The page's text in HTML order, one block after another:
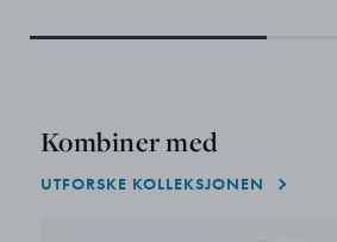
Kombiner med
UTFORSKE KOLLEKSJONEN